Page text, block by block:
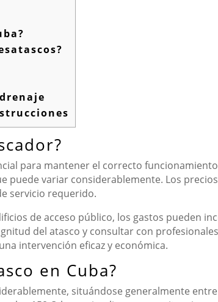
para mantener el correcto
puede variar considerablemente. Los
servicio requerido.
de acceso público, los gastos pueden
del atasco y consultar con
intervención eficaz y económica.
en Cuba?
situándose generalmente